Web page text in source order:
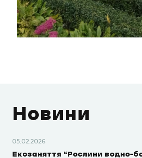
Новини
05.02.2026
Екозаняття “Рослини водно-